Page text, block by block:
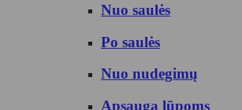
Nuo saulės
Po saulės
Nuo nudegimų
Apsauga lūpoms